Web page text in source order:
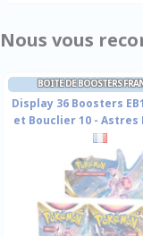
Nous vous
BOITE DE BOOSTERS
Display 36 Boosters
et Bouclier 10 - Astres